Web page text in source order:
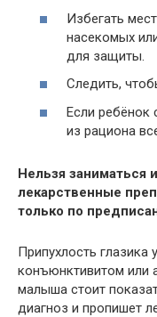
Избегать
насекомых
для защиты.
Следить,
Если ребёнок
из рациона
Нельзя заниматься
лекарственные
только по
Припухлость
конъюнктивитом или
малыша стоит
диагноз и пропишет